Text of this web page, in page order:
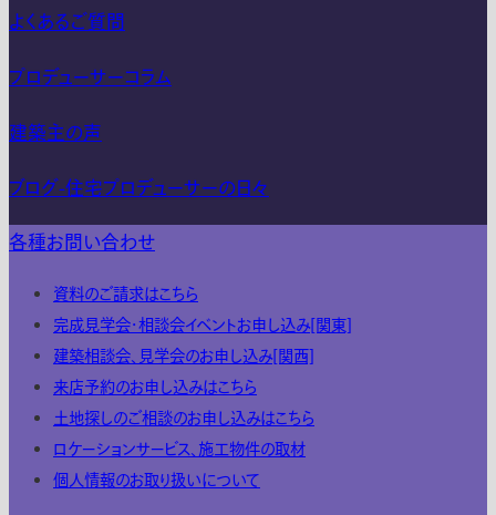
よくあるご質問
プロデューサーコラム
建築主の声
ブログ-住宅プロデューサーの日々
各種お問い合わせ
資料のご請求はこちら
完成見学会・相談会イベントお申し込み[関東]
建築相談会、見学会のお申し込み[関西]
来店予約のお申し込みはこちら
土地探しのご相談のお申し込みはこちら
ロケーションサービス、施工物件の取材
個人情報のお取り扱いについて